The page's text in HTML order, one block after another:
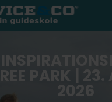
REE PARK | 23.
2026